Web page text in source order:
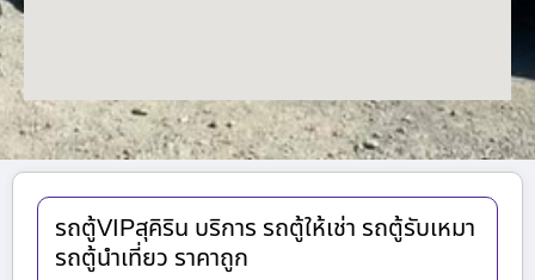
รถตู้VIPสุคิริน บริการ รถตู้ให้เช่า รถตู้รับเหมา
รถตู้นำเที่ยว ราคาถูก